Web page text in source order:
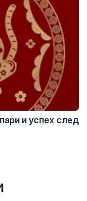
и успех след